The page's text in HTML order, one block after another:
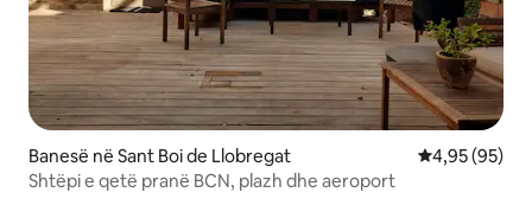
Banesë në Sant Boi de Llobregat Vlerësimi
4,95 (95)
Shtëpi e qetë pranë BCN, plazh dhe aeroport